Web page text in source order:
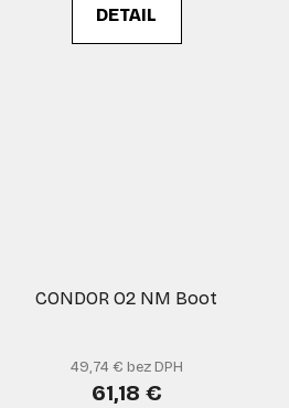
DETAIL
CONDOR O2 NM Boot
49,74 € bez DPH
61,18 €